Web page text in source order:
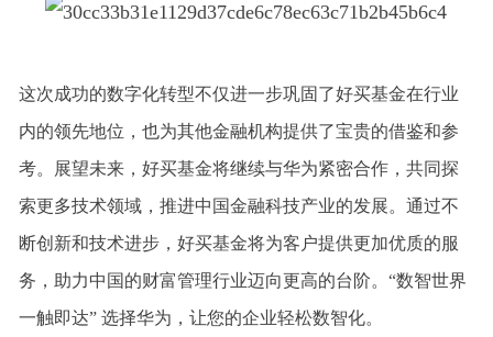
这次成功的数字化转型不仅进一步巩固了好买基金在行业
内的领先地位，也为其他金融机构提供了宝贵的借鉴和参
考。展望未来，好买基金将继续与华为紧密合作，共同探
索更多技术领域，推进中国金融科技产业的发展。通过不
断创新和技术进步，好买基金将为客户提供更加优质的服
务，助力中国的财富管理行业迈向更高的台阶。“数智世界
一触即达” 选择华为，让您的企业轻松数智化。